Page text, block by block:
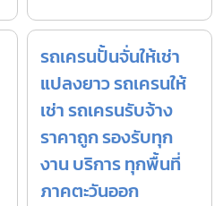
รถเครนปั้นจั่นให้เช่า
แปลงยาว รถเครนให้
เช่า รถเครนรับจ้าง
ราคาถูก รองรับทุก
งาน บริการ ทุกพื้นที่
ภาคตะวันออก